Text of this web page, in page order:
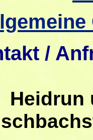
/
Heidrun